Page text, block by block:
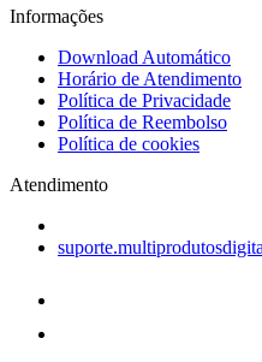
Informações
Download Automático
Horário de Atendimento
Política de Privacidade
Política de Reembolso
Política de cookies
Atendimento